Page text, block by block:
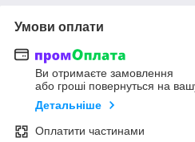
Умови оплати
Ви отримаєте замовлення
або гроші повернуться на
Детальніше
Оплатити частинами